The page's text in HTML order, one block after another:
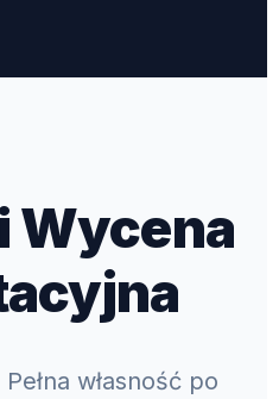
Wycena
własność po